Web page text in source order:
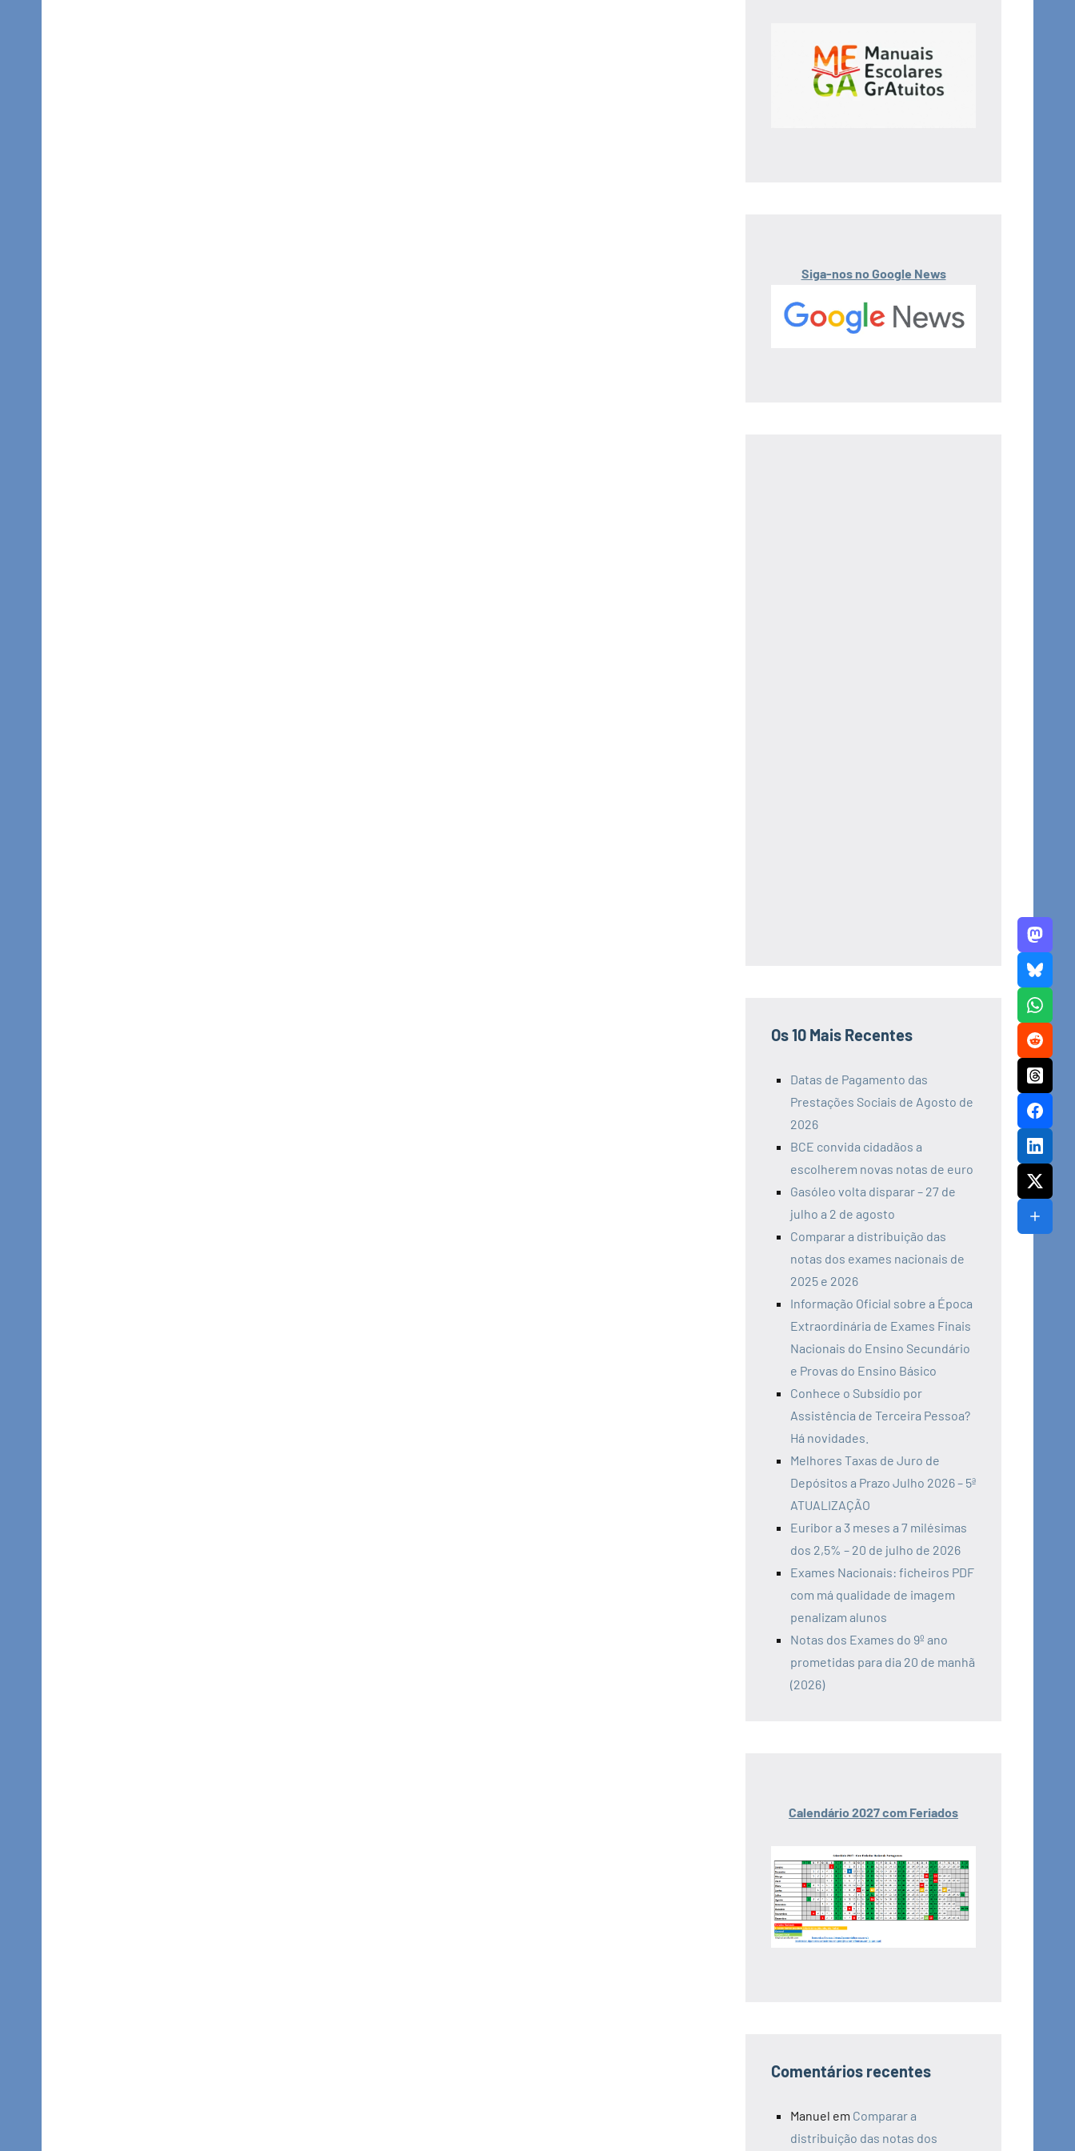
Siga-nos no Google News
Os 10 Mais Recentes
Datas de Pagamento das
Prestações Sociais de Agosto de
2026
BCE convida cidadãos a
escolherem novas notas de euro
Gasóleo volta disparar – 27 de
julho a 2 de agosto
Comparar a distribuição das
notas dos exames nacionais de
2025 e 2026
Informação Oficial sobre a Época
Extraordinária de Exames Finais
Nacionais do Ensino Secundário
e Provas do Ensino Básico
Conhece o Subsídio por
Assistência de Terceira Pessoa?
Há novidades.
Melhores Taxas de Juro de
Depósitos a Prazo Julho 2026 – 5ª
ATUALIZAÇÃO
Euribor a 3 meses a 7 milésimas
dos 2,5% – 20 de julho de 2026
Exames Nacionais: ficheiros PDF
com má qualidade de imagem
penalizam alunos
Notas dos Exames do 9º ano
prometidas para dia 20 de manhã
(2026)
Calendário 2027 com Feriados
Comentários recentes
Manuel em Comparar a
distribuição das notas dos